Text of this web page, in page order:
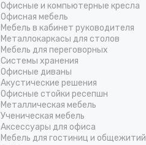
Офисные и компьютерные кресла
Офисная мебель
Мебель в кабинет руководителя
Металлокаркасы для столов
Мебель для переговорных
Системы хранения
Офисные диваны
Акустические решения
Офисные стойки ресепшн
Металлическая мебель
Ученическая мебель
Аксессуары для офиса
Мебель для гостиниц и общежитий